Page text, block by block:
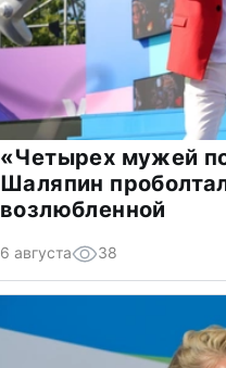
«Четырех мужей
Шаляпин
возлюбленной
6 августа 38